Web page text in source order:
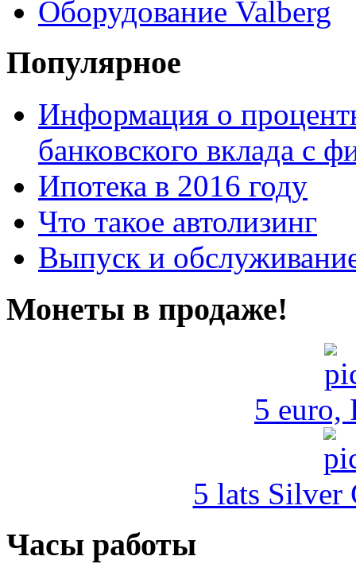
Оборудование Valberg
Популярное
Информация о
банковского вклада с
Ипотека в 2016 году
Что такое автолизинг
Выпуск и
Монеты в продаже!
5 euro,
5 lats Silver
Часы работы